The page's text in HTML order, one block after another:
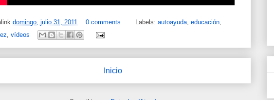
domingo, julio 31, 2011 0 comments Labels: autoayuda educación
vídeos
Inicio